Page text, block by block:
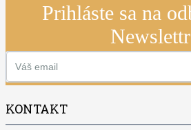
Prihláste sa na
KONTAKT